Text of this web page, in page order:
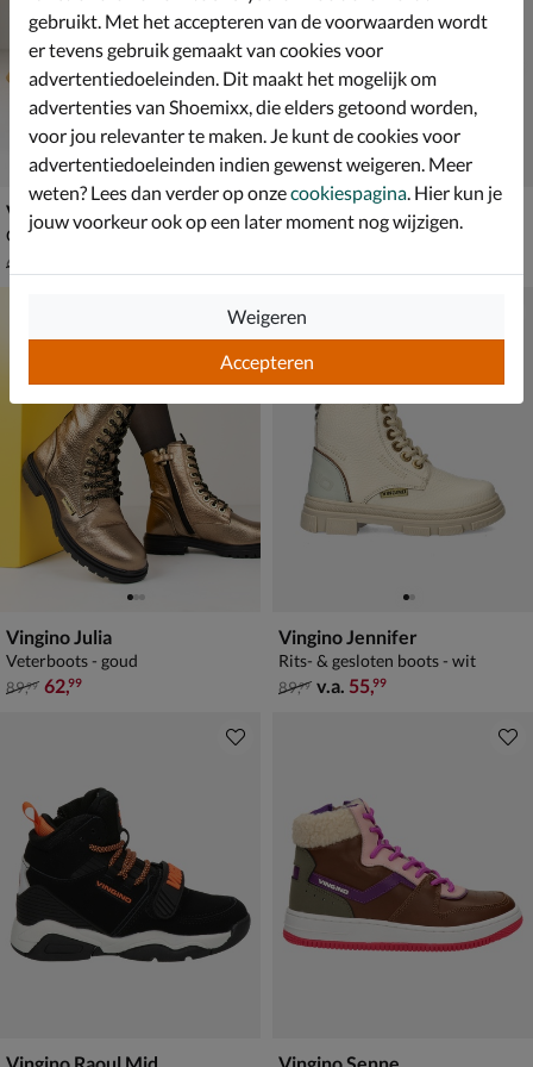
Vingino Sofia Low
Gevoerde boots - cognac
van € 69,99 voor € 48,99
69
Vingino Raoul Mid
Hoge sneakers - blauw
Vingino Julia
Veterboots - goud
van € 89,99 voor € 62,99
89,99 62,99
Vingino Jennifer
Rits- & gesloten boots - wit
van € 89,99 vanaf € 55,99
89,99 v.a. 55,99
gebruikt. Met het accepteren van de voorwaarden wordt
er tevens gebruik gemaakt van cookies voor
advertentiedoeleinden. Dit maakt het mogelijk om
advertenties van Shoemixx, die elders getoond worden,
voor jou relevanter te maken. Je kunt de cookies voor
advertentiedoeleinden indien gewenst weigeren. Meer
weten? Lees dan verder op onzecookiespagina . Hier kun je
jouw voorkeur ook op een later moment nog wijzigen.
Accepteren
Weigeren